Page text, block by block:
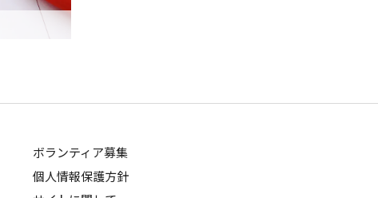
ボランティア募集
個人情報保護方針